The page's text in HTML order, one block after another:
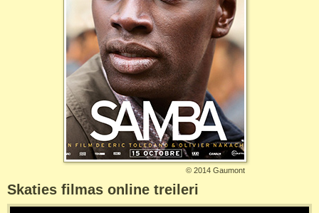
© 2014 Gaumont
Skaties filmas online treileri